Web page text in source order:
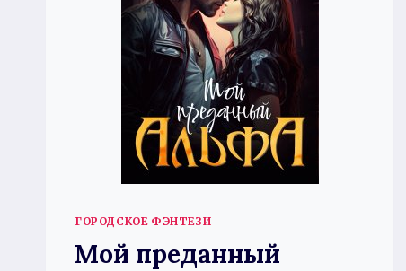
ГОРОДСКОЕ ФЭНТЕЗИ
Мой преданный